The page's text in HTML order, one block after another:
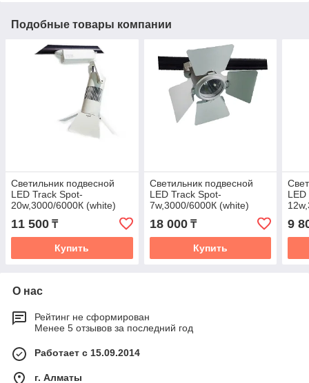
Подобные товары компании
Светильник подвесной
LED Track Spot-
20w,3000/6000К (white)
11 500 ₸
Купить
Светильник подвесной
LED Track Spot-
7w,3000/6000К (white)
18 000₸
Купить
9
О нас
Рейтинг не сформирован
Менее 5 отзывов за последний год
Работает с 15.09.2014
г. Алматы